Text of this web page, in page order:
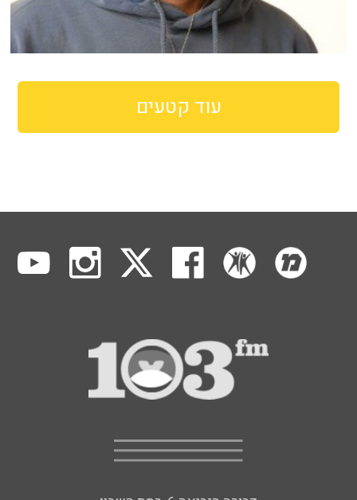
עוד קטעים